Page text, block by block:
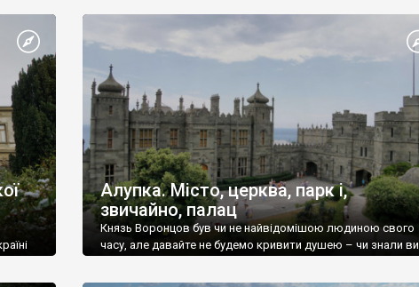
Алупка. Місто, церква, парк і,
звичайно, палац
Князь Воронцов був чи не найвідомішою людиною свого
часу, але давайте не будемо кривити душею – чи знали ви